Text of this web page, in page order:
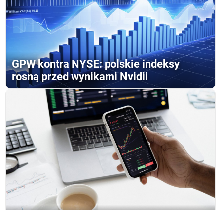
GPW kontra NYSE: polskie indeksy
rosną przed wynikami Nvidii